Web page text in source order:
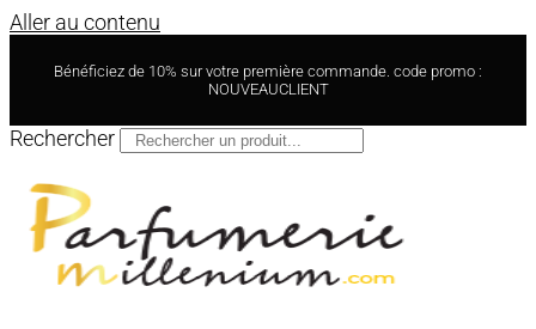
Aller au contenu
Bénéficiez de 10% sur votre première commande. code promo :
NOUVEAUCLIENT
Rechercher